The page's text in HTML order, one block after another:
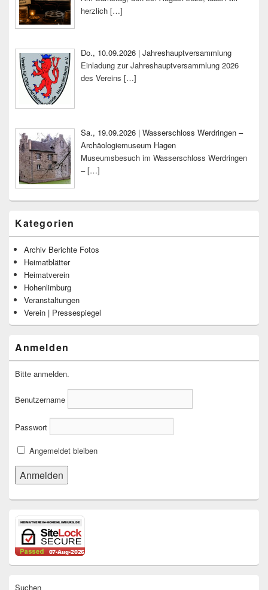
herzlich […]
Do., 10.09.2026 | Jahreshauptversammlung
Einladung zur Jahreshauptversammlung 2026
des Vereins […]
Sa., 19.09.2026 | Wasserschloss Werdringen –
Archäologiemuseum Hagen
Museumsbesuch im Wasserschloss Werdringen
–[…]
Kategorien
Archiv Berichte Fotos
Heimatblätter
Heimatverein
Hohenlimburg
Veranstaltungen
Verein | Pressespiegel
Anmelden
Bitte anmelden.
Benutzername
Passwort
Angemeldet bleiben
Suchen